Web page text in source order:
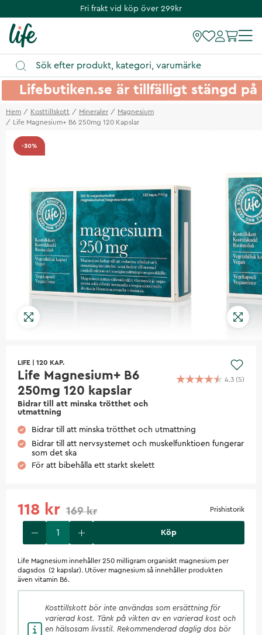
Fri frakt vid köp över 299kr
Lifebutiken.se är tillfälligt stängd
Hem Kosttillskott Mineraler
Magnesium
Life Magnesium+ B6 250mg 120 Kapslar
-30%
LIFE 120 KAP.
Life Magnesium+ B6
250mg 120 kapslar
Bidrar till att minska trötthet och
utmattning
4.3 (5)
Bidrar till att minska trötthet och utmattning
Bidrar till att nervsystemet och muskelfunktioen fungerar
som det ska
För att bibehålla ett starkt skelett
118 kr 169 kr Prishistorik
Köp
Life Magnesium innehåller 250 milligram organiskt magnesium per
dagsdos (2 kapslar). Utöver magnesium så innehåller produkten
även vitamin B6.
Kosttillskott bör inte användas som ersättning för
varierad kost. Tänk på vikten av en varierad kost och
en hälsosam livsstil. Rekommenderad daglig dos bör